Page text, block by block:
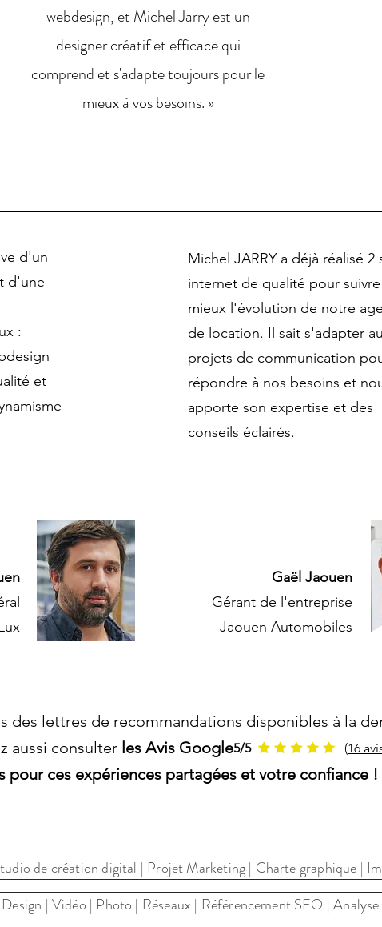
webdesign, et Michel Jarry est un
designer créatif et efficace qui
comprend et s'adapte toujours pour le
mieux à vos besoins. »
d'un
d'une
:
et
Michel JARRY a déjà réalisé 2
internet de qualité pour suivre
mieux l'évolution de notre
de location. Il sait s'adapter
projets de communication
répondre à nos besoins et
apporte son expertise et des
conseils éclairés.
Gaël Jaouen
Gérant de l'entreprise
Jaouen Automobiles
des lettres de recommandations disponibles à la
aussi consulter les Avis Google
pour ces expériences partagées et votre confiance !
5/5 (16
digitale à Lannion, dans les Côtes d'Armor
de création digital | Projet Marketing | Charte graphique |
| Vidéo | Photo | Réseaux | Référencement SEO |